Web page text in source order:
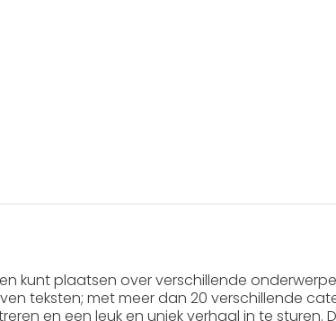
kunt plaatsen over verschillende
teksten; met meer dan 20 verschillende
en een leuk en uniek verhaal in te sturen.